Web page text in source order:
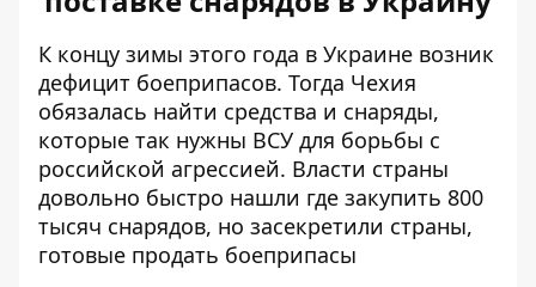
К концу зимы этого года в Украине возник
дефицит боеприпасов. Тогда Чехия
обязалась найти средства и снаряды,
которые так нужны ВСУ для борьбы с
российской агрессией. Власти страны
довольно быстро нашли где закупить 800
тысяч снарядов, но засекретили страны,
готовые продать боеприпасы